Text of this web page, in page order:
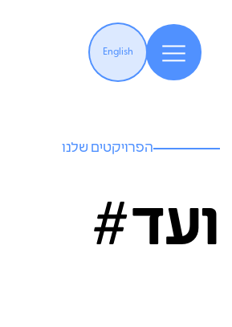
English
הפרויקטים שלנו
ועד#